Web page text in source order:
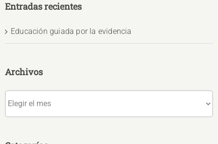
Entradas recientes
Educación guiada por la evidencia
Archivos